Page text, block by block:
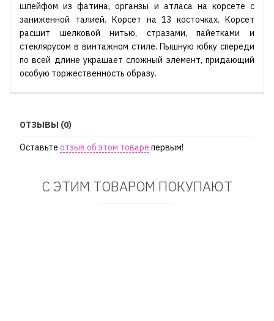
шлейфом из фатина, органзы и атласа на корсете с
заниженной талией. Корсет на 13 косточках. Корсет
расшит шелковой нитью, стразами, пайетками и
стеклярусом в винтажном стиле. Пышную юбку спереди
по всей длине украшает сложный элемент, придающий
особую торжественность образу.
ОТЗЫВЫ (0)
Оставьте отзыв об этом товаре первым!
С ЭТИМ ТОВАРОМ ПОКУПАЮТ